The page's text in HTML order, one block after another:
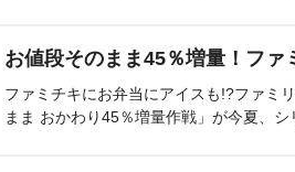
お値段そのまま45％増量！ファ
ファミチキにお弁当にアイスも!?ファミ
まま おかわり45％増量作戦」が今夏、シ